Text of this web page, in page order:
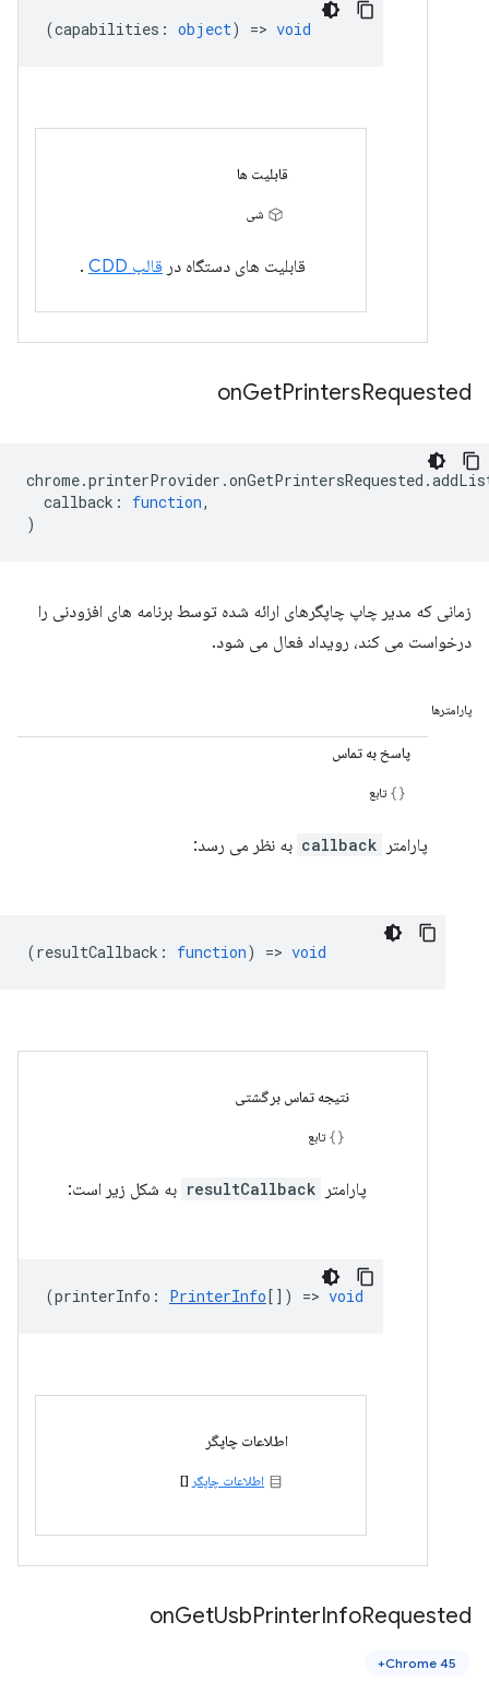
(capabilities : object) => void
قابلیت ها
شی
قابلیت های دستگاه در قالب CDD .
onGetPrintersRequested
chrome.printerProvider .onGetPrintersRequested .
callback : function,
)
زمانی که مدیر چاپ چاپگرهای ارائه شده توسط برنامه های افزودنی را
درخواست می کند، رویداد فعال می شود.
پارامترها
پاسخ به تماس
تابع
پارامتر callback به نظر می رسد:
(resultCallback : function) => void
نتیجه تماس برگشتی
تابع
پارامتر resultCallback به شکل زیر است:
(printerInfo : PrinterInfo[]) => void
اطلاعات چاپگر
اطلاعات چاپگر []
onGetUsbPrinterInfoRequested
Chrome 45+